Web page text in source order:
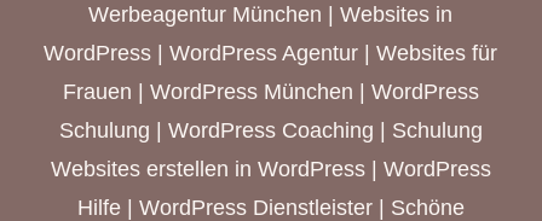
Werbeagentur München | Websites in
WordPress | WordPress Agentur |Websites für
Frauen | WordPress München | WordPress
Schulung | WordPress Coaching | Schulung
Websites erstellen in WordPress | WordPress
Hilfe | WordPress Dienstleister | Schöne